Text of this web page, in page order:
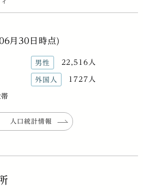
月30日時点)
男性 22,516人
外国人 1727人
人口統計情報